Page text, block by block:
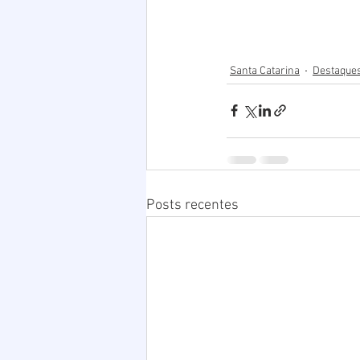
Santa Catarina
Posts recentes